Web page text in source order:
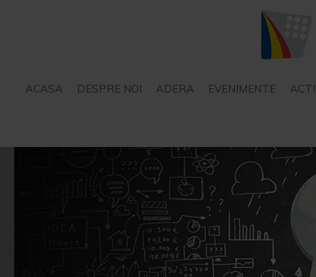
ACASA DESPRE NOI
SERVICII – CONSILIERE
PROIECTE
ADERA EVENIMENTE